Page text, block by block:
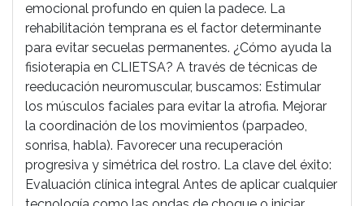
emocional profundo en quien la padece. La
rehabilitación temprana es el factor determinante
para evitar secuelas permanentes. ¿Cómo ayuda la
fisioterapia en CLIETSA? A través de técnicas de
reeducación neuromuscular, buscamos: Estimular
los músculos faciales para evitar la atrofia. Mejorar
la coordinación de los movimientos (parpadeo,
sonrisa, habla). Favorecer una recuperación
progresiva y simétrica del rostro. La clave del éxito:
Evaluación clínica integral Antes de aplicar cualquier